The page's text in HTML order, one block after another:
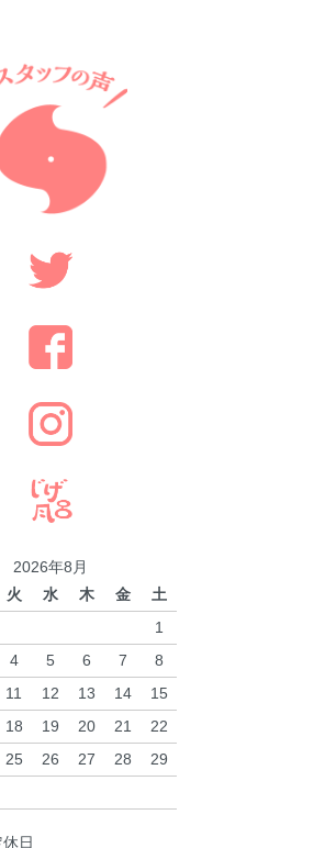
2026年8月
火 水 木 金
土
1
4 5 6 7
8
11 12 13 14
15
18 19 20 21
22
25 26 27 28
29
日